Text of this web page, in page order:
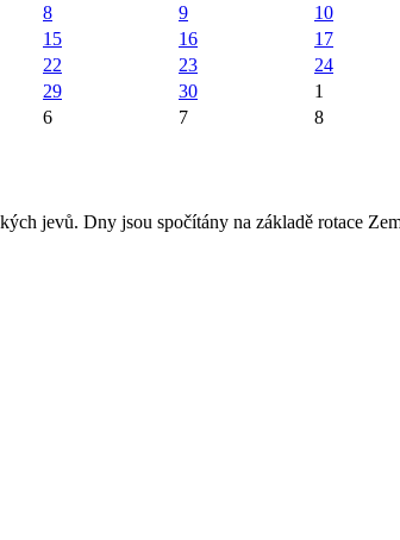
8 9 10
15 16 17
22 23 24
29 30 1
6 7 8
jevů. Dny jsou spočítány na základě rotace